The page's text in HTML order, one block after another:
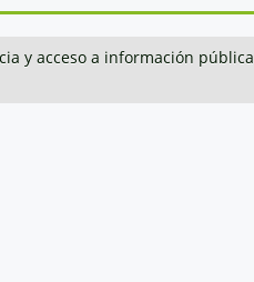
y acceso a información pública